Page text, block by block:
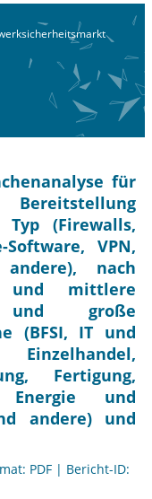
für
(Firewalls,
VPN,
nach
und mittlere
und große
(BFSI, IT und
Fertigung,
und
andere) und
PDF | Bericht-ID: